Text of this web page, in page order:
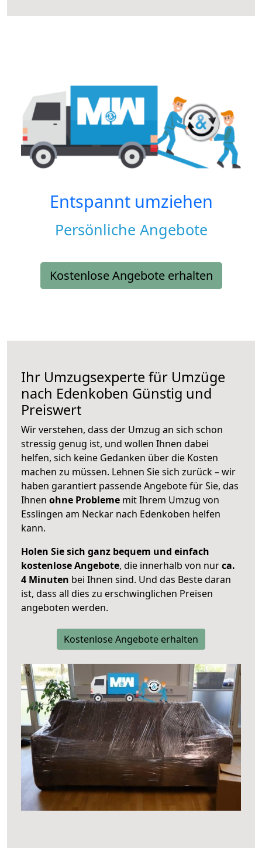
Entspannt umziehen
Persönliche Angebote
Kostenlose Angebote erhalten
Ihr Umzugsexperte für Umzüge
nach Edenkoben Günstig und
Preiswert
Wir verstehen, dass der Umzug an sich schon
stressig genug ist, und wollen Ihnen dabei
helfen, sich keine Gedanken über die Kosten
machen zu müssen. Lehnen Sie sich zurück – wir
haben garantiert passende Angebote für Sie, das
Ihnen ohne Probleme mit Ihrem Umzug von
Esslingen am Neckar nach Edenkoben helfen
kann.
Holen Sie sich ganz bequem und einfach
kostenlose Angebote, die innerhalb von nurca.
4 Minuten bei Ihnen sind. Und das Beste daran
ist, dass all dies zu erschwinglichen Preisen
angeboten werden.
Kostenlose Angebote erhalten